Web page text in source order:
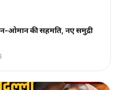
ओमान की सहमति, नए समुद्री